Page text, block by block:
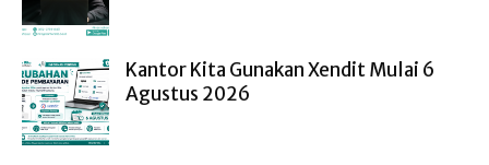
Kantor Kita Gunakan Xendit Mulai 6
Agustus 2026